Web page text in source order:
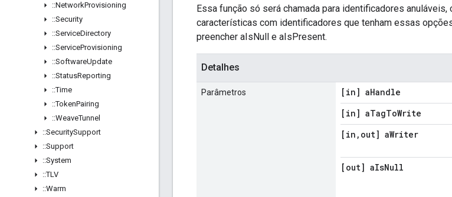
::NetworkProvisioning
::Security
::ServiceDirectory
::ServiceProvisioning
::SoftwareUpdate
::StatusReporting
::Time
::TokenPairing
::WeaveTunnel
::SecuritySupport
::Support
::System
::TLV
::Warm
Essa função só será chamada para identificadores
características com identificadores que tenham essas
preencher aIsNull e aIsPresent.
Detalhes
Parâmetros [in] aHandle
[in] aTagToWrite
[in , out] aWriter
[out] aIsNull